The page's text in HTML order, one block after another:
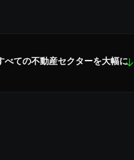
べての不動産セクターを大幅に↓